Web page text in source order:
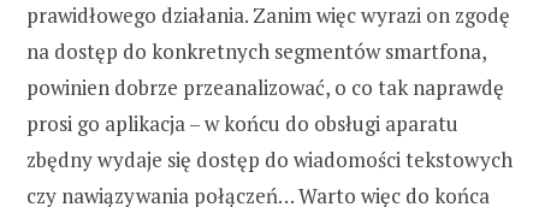
prawidłowego działania. Zanim więc wyrazi on zgodę
na dostęp do konkretnych segmentów smartfona,
powinien dobrze przeanalizować, o co tak naprawdę
prosi go aplikacja – w końcu do obsługi aparatu
zbędny wydaje się dostęp do wiadomości tekstowych
czy nawiązywania połączeń… Warto więc do końca